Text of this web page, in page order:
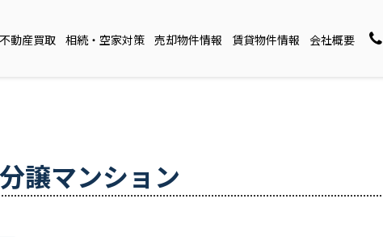
不動産買取 相続・空家対策 売却物件情報 賃貸物件情報 会社概要
譲マンション